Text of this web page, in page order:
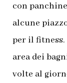
con
alcune
per il
area dei
volte al